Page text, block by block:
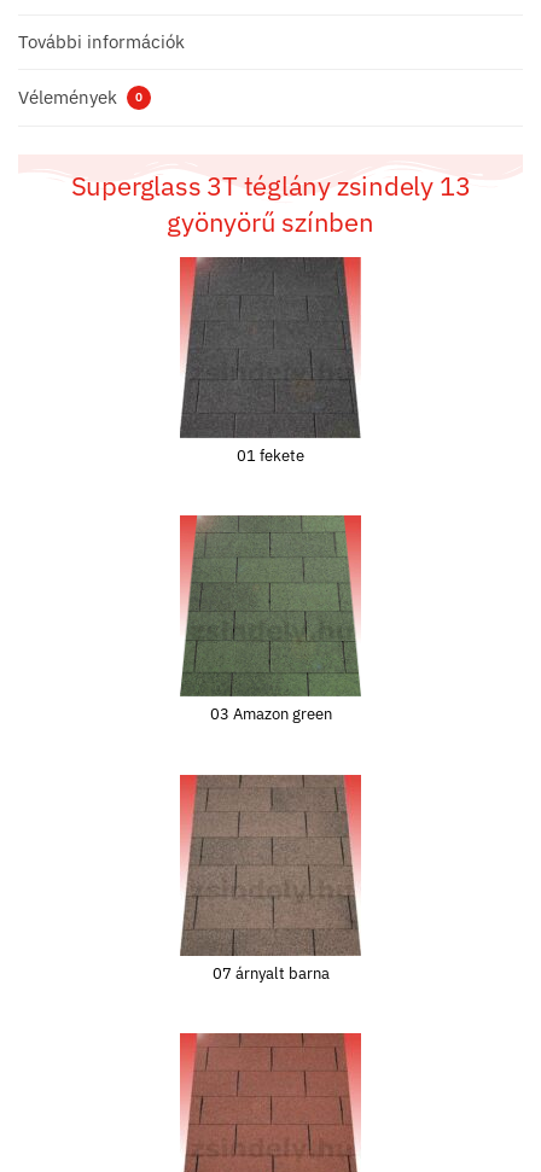
További információk
Vélemények 0
Superglass 3T téglány zsindely 13
gyönyörű színben
01 fekete
03 Amazon green
07 árnyalt barna